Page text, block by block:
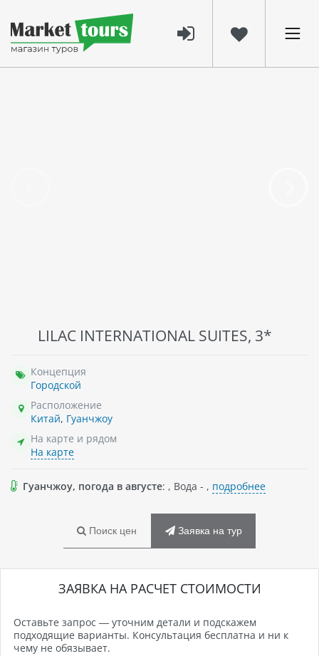
LILAC INTERNATIONAL SUITES, 3*
Концепция
Городской
Расположение
Китай, Гуанчжоу
На карте и рядом
На карте
Гуанчжоу, погода в августе: , Вода - , подробнее
Поиск цен Заявка на тур
ЗАЯВКА НА РАСЧЕТ СТОИМОСТИ
Оставьте запрос — уточним детали и подскажем
подходящие варианты. Консультация бесплатна и ни к
чему не обязывает.